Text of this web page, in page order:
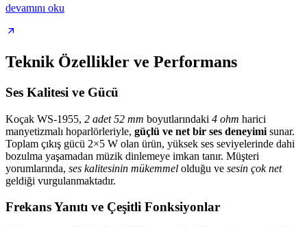
devamını oku
Teknik Özellikler ve Performans
Ses Kalitesi ve Gücü
Koçak WS-1955, 2 adet 52 mm boyutlarındaki 4 ohm harici
manyetizmalı hoparlörleriyle, güçlü ve net bir ses deneyimi sunar.
Toplam çıkış gücü 2×5 W olan ürün, yüksek ses seviyelerinde dahi
bozulma yaşamadan müzik dinlemeye imkan tanır. Müşteri
yorumlarında, ses kalitesinin mükemmel olduğu ve sesin çok net
geldiği vurgulanmaktadır.
Frekans Yanıtı ve Çeşitli Fonksiyonlar